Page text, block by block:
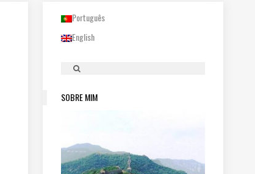
Português
English
SOBRE MIM